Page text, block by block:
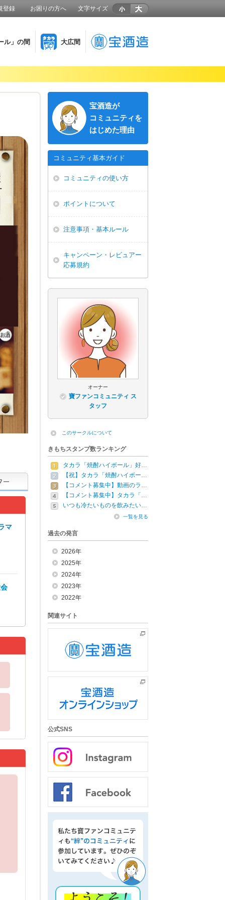
登録 お困りの方へ 文字サイズ
ル」の間 大広間
マ
宝酒造が
コミュニティを
はじめた理由
コミュニティ基本ガイド
コミュニティの使い方
ポイントについて
注意事項・基本ルール
キャンペーン・レビュアー
応募規約
オーナー
寶ファンコミュニティ ス
タッフ
このサークルについて
きもちスタンプ数ランキング
タカラ「焼酎ハイボール」好…
【祝】タカラ「焼酎ハイボー…
【コメント募集中】動画のラ…
【コメント募集中】タカラ「…
いつも冷たいものを飲みたい…
一覧を見る
過去の発言
2026年
2025年
2024年
2023年
2022年
関連サイト
公式SNS